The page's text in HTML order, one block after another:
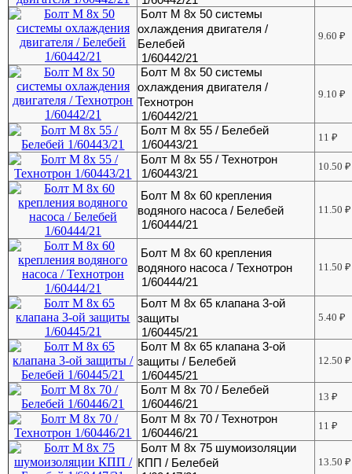
Болт М 8х 50 системы
охлаждения двигателя /
Белебей
1/60442/21
9.60₽
Болт М 8х 50 системы
охлаждения двигателя /
Технотрон
1/60442/21
9.10₽
Болт М 8х 55 / Белебей
1/60443/21
11₽
Болт М 8х 55 / Технотрон
1/60443/21
10.50₽
Болт М 8х 60 крепления
водяного насоса / Белебей
1/60444/21
11.50₽
Болт М 8х 60 крепления
водяного насоса / Технотрон
1/60444/21
11.50₽
Болт М 8х 65 клапана 3-ой
защиты
1/60445/21
5.40₽
Болт М 8х 65 клапана 3-ой
защиты / Белебей
1/60445/21
12.50₽
Болт М 8х 70 / Белебей
1/60446/21
13₽
Болт М 8х 70 / Технотрон
1/60446/21
11₽
Болт М 8х 75 шумоизоляции
КПП / Белебей
13.50₽